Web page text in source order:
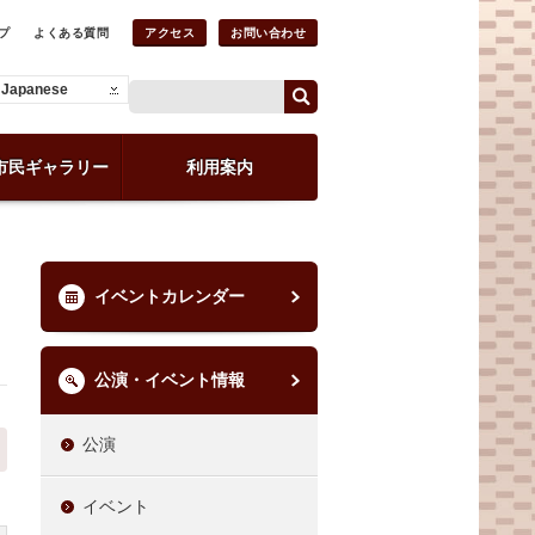
よくある質問 アクセス お問い合わせ
Japanese
民ギャラリー 利用案内
イベントカレンダー
公演・イベント情報
公演
イベント